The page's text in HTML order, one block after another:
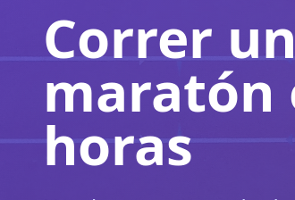
Correr
maratón
horas